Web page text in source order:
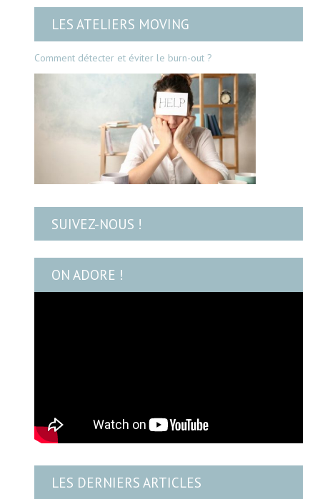
LES ATELIERS MOVING
Comment détecter et éviter le burn-out ?
SUIVEZ-NOUS !
ON ADORE !
LES DERNIERS ARTICLES